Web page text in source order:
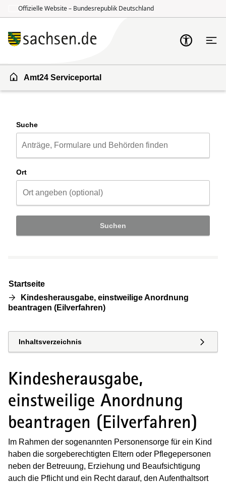
Offizielle Website – Bundesrepublik Deutschland
Amt24 Serviceportal
Suche
Ort
Suchen
Startseite
Kindesherausgabe, einstweilige Anordnung
beantragen (Eilverfahren)
Inhaltsverzeichnis
Kindesherausgabe,
einstweilige Anordnung
beantragen (Eilverfahren)
Im Rahmen der sogenannten Personensorge für ein Kind
haben die sorgeberechtigten Eltern oder Pflegepersonen
neben der Betreuung, Erziehung und Beaufsichtigung
auch die Pflicht und ein Recht darauf, den Aufenthaltsort